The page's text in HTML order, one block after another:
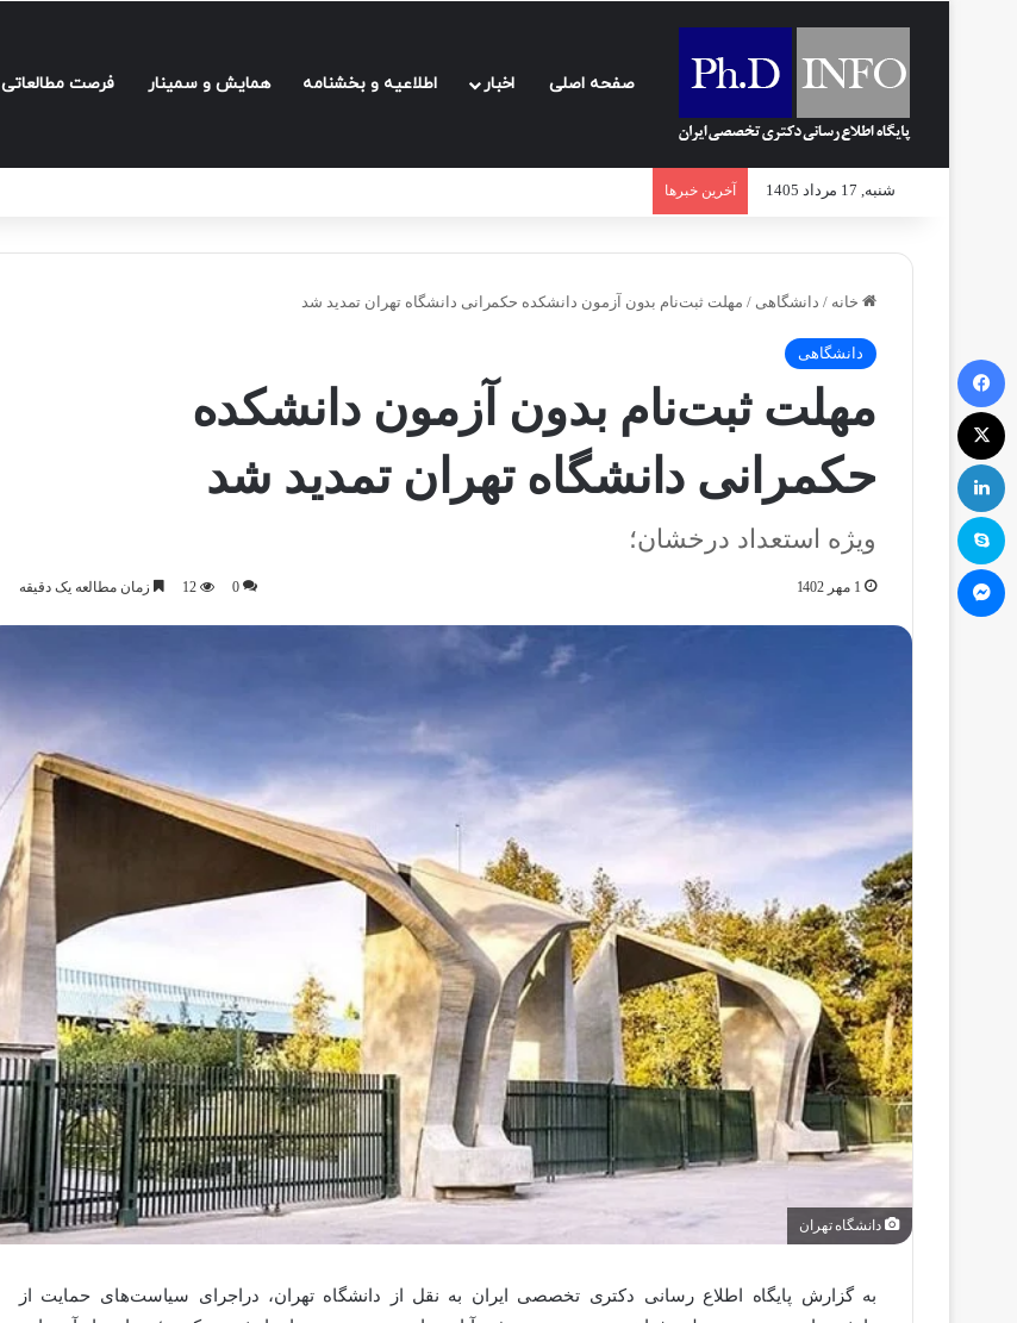
صفحه اصلی اخبار اطلاعیه و بخشنامه‌ همایش و سمینار فرصت مطالعاتی
شنبه, 17 مرداد 1405 آخرین خبرها
خانه / دانشگاهی / مهلت ثبت‌نام بدون آزمون دانشکده حکمرانی دانشگاه تهران تمدید شد
دانشگاهی
مهلت ثبت‌نام بدون آزمون دانشکده
حکمرانی دانشگاه تهران تمدید شد
ویژه استعداد درخشان؛
1 مهر 1402 0
12 زمان مطالعه یک دقیقه
دانشگاه تهران
به گزارش پایگاه اطلاع رسانی دکتری تخصصی ایران به نقل از دانشگاه تهران، دراجرای سیاست‌های حمایت از